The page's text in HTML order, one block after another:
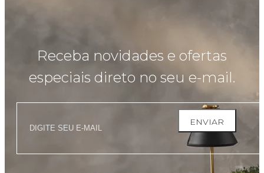
Receba novidades e ofertas
especiais direto no seu e-mail.
ENVIAR